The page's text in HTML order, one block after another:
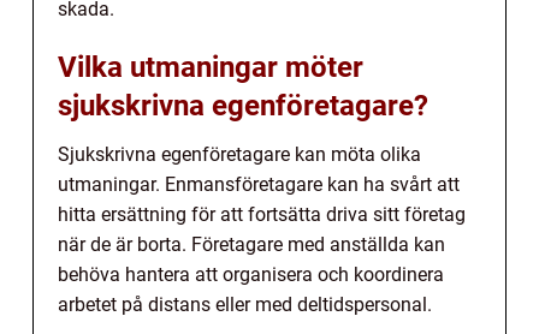
skada.
Vilka utmaningar möter
sjukskrivna egenföretagare?
Sjukskrivna egenföretagare kan möta olika
utmaningar. Enmansföretagare kan ha svårt att
hitta ersättning för att fortsätta driva sitt företag
när de är borta. Företagare med anställda kan
behöva hantera att organisera och koordinera
arbetet på distans eller med deltidspersonal.